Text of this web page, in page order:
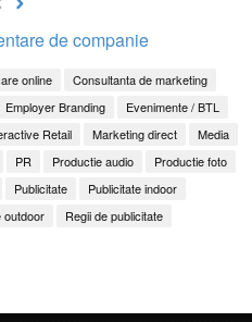
de companie
online
Consultanta de marketing
Employer Branding
Evenimente / BTL
Retail Marketing direct
Media
PR Productie audio
Productie foto
Publicitate
Publicitate indoor
outdoor
Regii de publicitate